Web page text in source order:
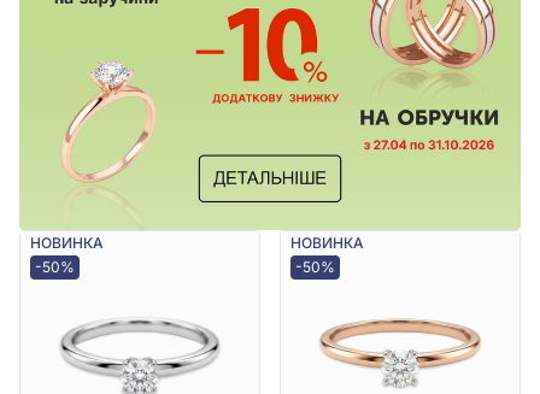
НОВИНКА
-50%
НОВИНКА
-50%